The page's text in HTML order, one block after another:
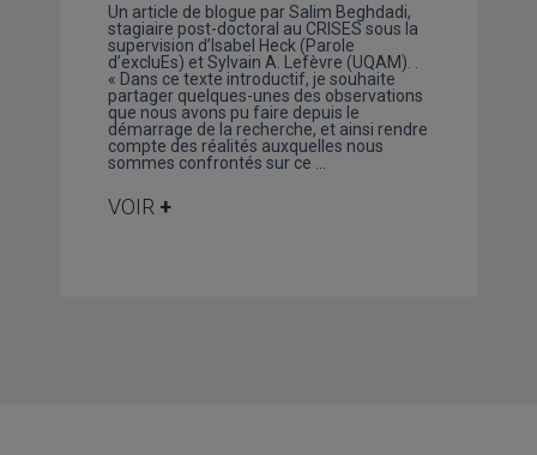
Un article de blogue par Salim Beghdadi,
stagiaire post-doctoral au CRISES sous la
supervision d’Isabel Heck (Parole
d’excluEs) et Sylvain A. Lefèvre (UQAM). .
« Dans ce texte introductif, je souhaite
partager quelques-unes des observations
que nous avons pu faire depuis le
démarrage de la recherche, et ainsi rendre
compte des réalités auxquelles nous
sommes confrontés sur ce …
VOIR +